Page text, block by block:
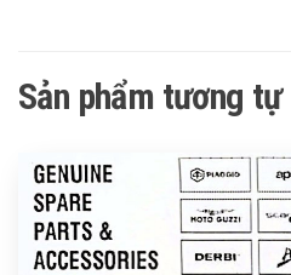
Sản phẩm tương tự